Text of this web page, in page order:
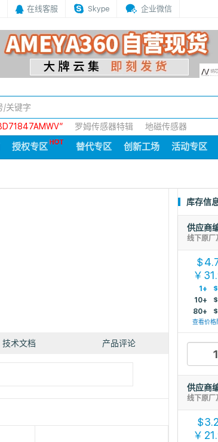
在线客服 Skype 企业微信
罗姆传感器特辑 地磁传感器
授权专区 替代专区 创新工场 活动专区
技术文档 产品评论
库存信
供应商
线下原厂
$
￥
查看价格
1+ $
10+
$
80+
$
供应商
线下原厂
$
￥